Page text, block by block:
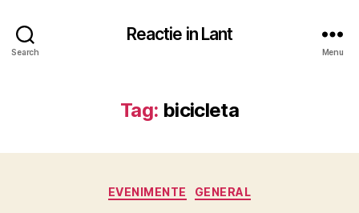
Search
Reactie in Lant
Menu
Tag: bicicleta
Categories
EVENIMENTE GENERAL